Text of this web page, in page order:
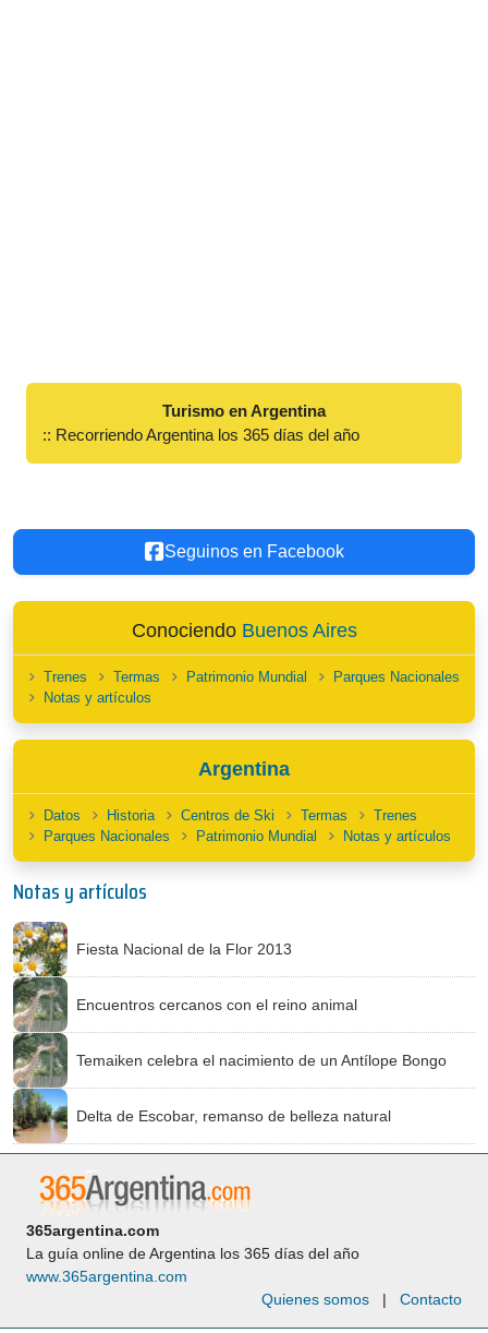
Turismo en Argentina
:: Recorriendo Argentina los 365 días del año
Seguinos en Facebook
Conociendo Buenos Aires
Trenes Termas Patrimonio Mundial
Parques Nacionales
Notas y artículos
Argentina
Datos Historia Centros de Ski Termas
Trenes
Parques Nacionales
Patrimonio Mundial Notas y artículos
Notas y artículos
Fiesta Nacional de la Flor 2013
Encuentros cercanos con el reino animal
Temaiken celebra el nacimiento de un Antílope Bongo
Delta de Escobar, remanso de belleza natural
365argentina.com
La guía online de Argentina los 365 días del año
www.365argentina.com
Quienes somos | Contacto